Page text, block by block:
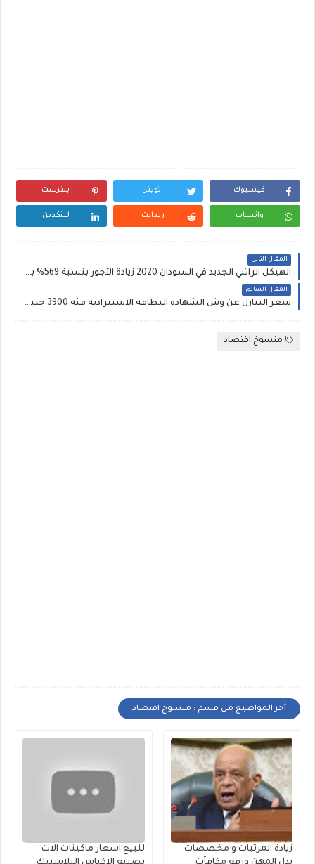
فيسبوك تويتر بنترست
واتساب ريدايت لينكدين
المقال التالي
الهيكل الراتبي الجديد في السودان 2020 زيادة الأجور بنسبة 569% بعد ارتفاع التضخم
المقال السابق
سعر التنازل عن وش الشهادة البطاقة الاستيرادية فئة 3900 جنية - اخبار وقف البطاقات الاستيراديه فى بورسعيد ~ فتح التنازلات عن حصص بطاقة الاستيراد فئة 3900 و 4500 - الاوراق المطلوبه في الجمرك التنازل عن الحصة الاستيرادية
منسوخ اقتصاد
أخر المواضيع من قسم : منسوخ اقتصاد
زيادة المرتبات و مخصصات
للبيع اسعار ماكينات الات